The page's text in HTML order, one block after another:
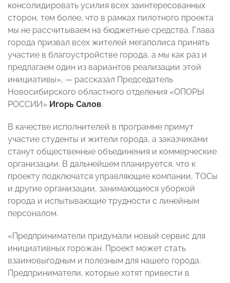
консолидировать усилия всех заинтересованных
сторон, тем более, что в рамках пилотного проекта
мы не рассчитываем на бюджетные средства. Глава
города призвал всех жителей мегаполиса принять
участие в благоустройстве города, а мы как раз и
предлагаем один из вариантов реализации этой
инициативы», — рассказал Председатель
Новосибирского областного отделения «ОПОРЫ
РОССИИ» Игорь Салов.
В качестве исполнителей в программе примут
участие студенты и жители города, а заказчиками
станут общественные объединения и коммерческие
организации. В дальнейшем планируется, что к
проекту подключатся управляющие компании, ТОСы
и другие организации, занимающиеся уборкой
города и испытывающие трудности с линейным
персоналом.
«Предприниматели придумали новый сервис для
инициативных горожан. Проект может стать
взаимовыгодным и полезным для нашего города.
Предприниматели, которые хотят привести в